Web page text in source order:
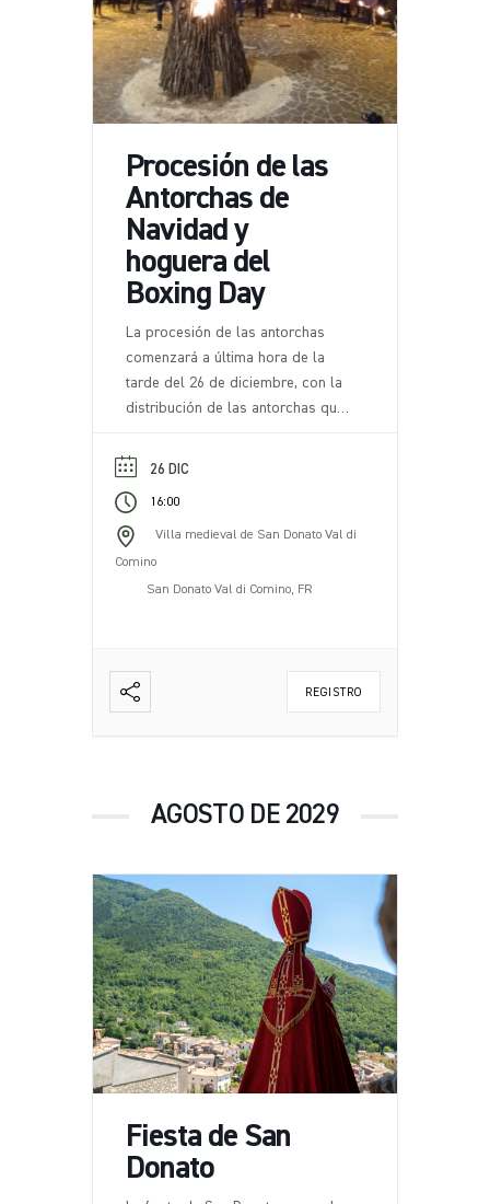
Procesión de las
Antorchas de
Navidad y
hoguera del
Boxing Day
La procesión de las antorchas
comenzará a última hora de la
tarde del 26 de diciembre, con la
distribución de las antorchas que
lo largo de una ruta escénica por
caracterizada por tramos de
sendero fáciles y evocadores,
serpentea por las colinas que
rodean San Donato Val di Comino,
26 DIC
16:00
Villa medieval de San Donato Val di
Comino
San Donato Val di Comino, FR
REGISTRO
AGOSTO DE 2029
Fiesta de San
Donato